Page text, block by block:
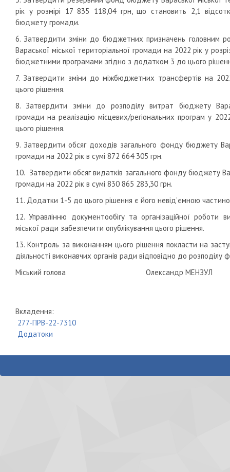
рік у розмірі 17 835 118,04 грн, що становить 2,1
бюджету громади.
6. Затвердити зміни до бюджетних призначень головним
Вараської міської територіальної громади на 2022 рік у
бюджетними програмами згідно з додатком 3 до цього
7. Затвердити зміни до міжбюджетних трансфертів на
цього рішення.
8. Затвердити зміни до розподілу витрат бюджету
громади на реалізацію місцевих/регіональних програм у
цього рішення.
9. Затвердити обсяг доходів загального фонду бюджету
громади на 2022 рік в сумі 872 664 305 грн.
10. Затвердити обсяг видатків загального фонду бюджету
громади на 2022 рік в сумі 830 865 283,30 грн.
11. Додатки 1-5 до цього рішення є його невід’ємною
12. Управлінню документообігу та організаційної роботи
міської ради забезпечити опублікування цього рішення.
13. Контроль за виконанням цього рішення покласти на
діяльності виконавчих органів ради відповідно до розподілу
Міський голова Олександр МЕНЗУЛ
Вкладення:
277-ПРВ-22-7310
Додатоки